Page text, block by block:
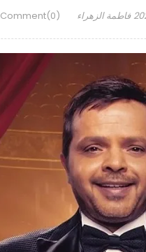
Author
فاطمة الزهراء Comment(0)